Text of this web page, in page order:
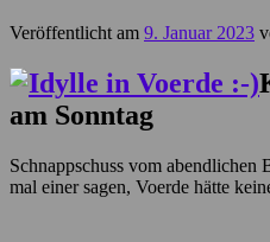
Veröffentlicht am 9. Januar 2023
am Sonntag
Schnappschuss vom abendlichen
mal einer sagen, Voerde hätte